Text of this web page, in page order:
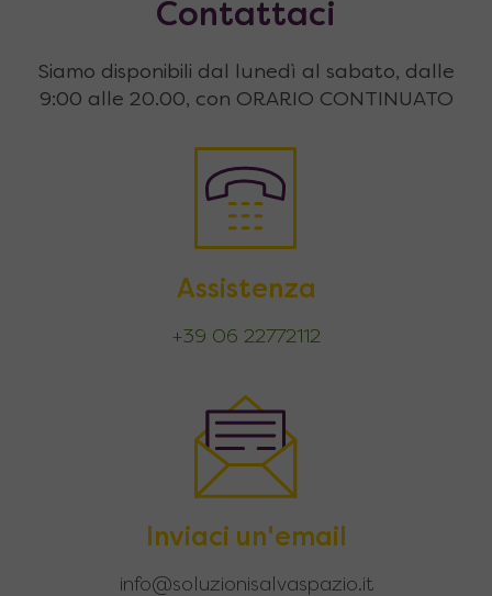
Contattaci
Siamo disponibili dal lunedì al sabato, dalle
9:00 alle 20.00, con ORARIO CONTINUATO
Assistenza
+39 06 22772112
Inviaci un'email
info@soluzionisalvaspazio.it